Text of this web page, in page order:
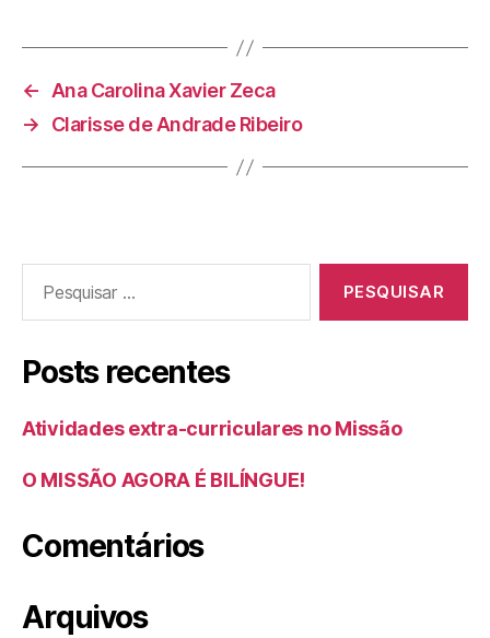
←
Ana Carolina Xavier Zeca
→
Clarisse de Andrade Ribeiro
Posts recentes
Atividades extra-curriculares no Missão
O MISSÃO AGORA É BILÍNGUE!
Comentários
Arquivos